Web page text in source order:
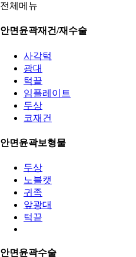
전체메뉴
안면윤곽재건/재수술
사각턱
광대
턱끝
임플레이트
두상
코재건
안면윤곽보형물
두상
노블캣
귀족
앞광대
턱끝
안면윤곽수술